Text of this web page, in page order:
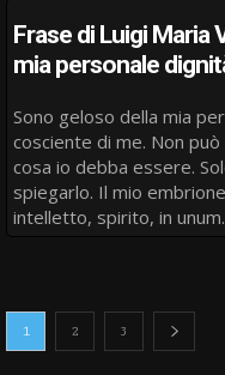
Frase di Luigi Maria
mia personale
Sono geloso della mia personale dignità, di quel che mi fa
cosciente di me. Non può una legge stabilire cosa io sia,
cosa io debba essere. Solo la biologia ha cominciato a
spiegarlo. Il mio embrione è il mio essere: corpo,
1 2 3